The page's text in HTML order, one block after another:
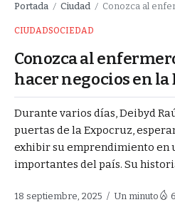
Portada / Ciudad / Conozca al enfermero
CIUDADSOCIEDAD
Conozca al
hacer negocios en la
Durante varios días, Deibyd
puertas de la Expocruz,
exhibir su emprendimiento en
importantes del país. Su
18 septiembre, 2025 Un minuto